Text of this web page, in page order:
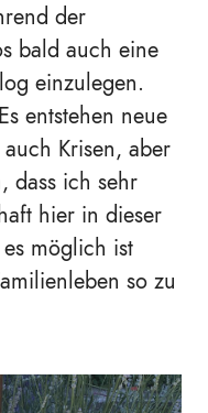
der
bald auch eine
einzulegen.
entstehen neue
Krisen, aber
dass ich sehr
hier in dieser
möglich ist
so zu